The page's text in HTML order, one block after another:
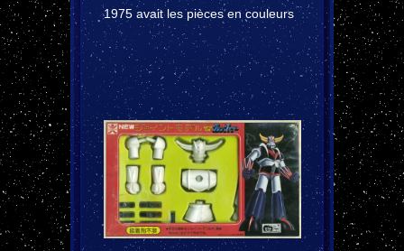
1975 avait les pièces en couleurs